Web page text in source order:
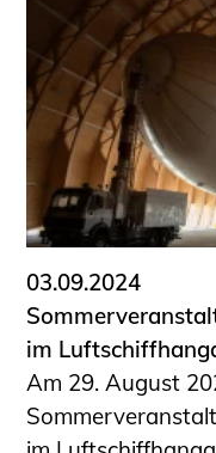
Bauherren-ABC
Informationen für
Schüler und
Projekte für
START.ING. Das
Programm
Wissenswertes
BLING.BLING.
Kammer Newsletter
Presse
Kontakt und
03.09.2024
im
Am 29. August